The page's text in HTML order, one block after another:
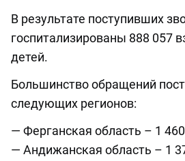
В результате поступивших
госпитализированы 888 057
детей.
Большинство обращений
следующих регионов:
— Ферганская область – 1
— Андижанская область – 1